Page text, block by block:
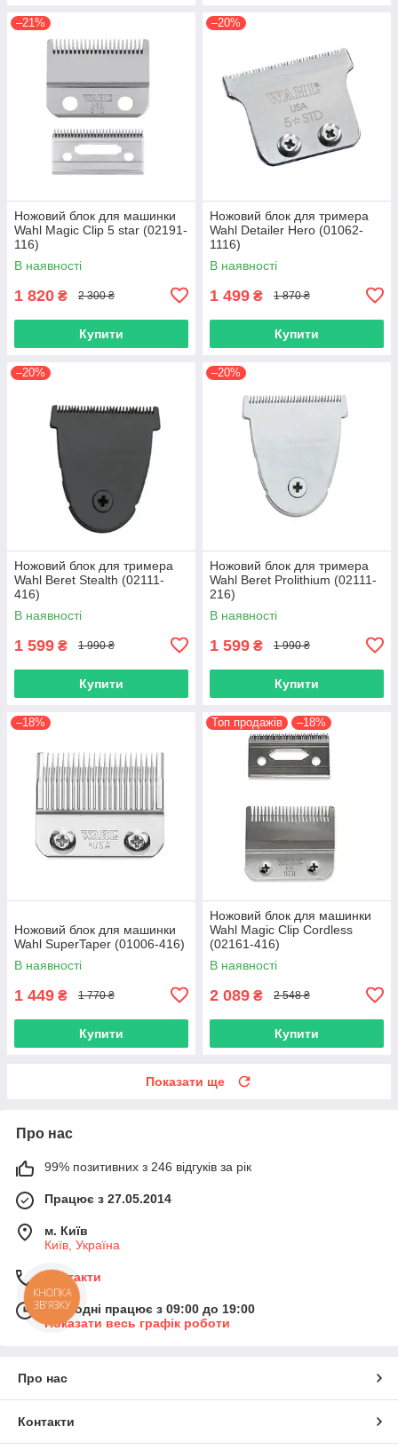
–21%
Ножовий блок для машинки
Wahl Magic Clip 5 star (02191-
116)
В наявності
1 820 ₴ 2 300 ₴
Купити
–20%
Ножовий блок для тримера
Wahl Detailer Hero (01062-
1116)
В наявності
1 499 ₴ 1 870 ₴
Купити
–20%
Ножовий блок для тримера
Wahl Вeret Stealth (02111-
416)
В наявності
1 599 ₴ 1 990 ₴
Купити
–20%
Ножовий блок для тримера
Wahl Beret Prolithium (02111-
216)
В наявності
1 599 ₴ 1 990 ₴
Купити
–18%
Ножовий блок для машинки
Wahl SuperTaper (01006-416)
В наявності
1 449 ₴ 1 770 ₴
Купити
Топ продажів –18%
Ножовий блок для машинки
Wahl Magic Clip Cordless
(02161-416)
В наявності
2 089 ₴ 2 548 ₴
Купити
Показати ще
Про нас
99% позитивних з 246 відгуків за рік
Працює з 27.05.2014
м. Київ
Київ, Україна
Контакти
Сьогодні працює з 09:00 до 19:00
Показати весь графік роботи
Про нас
Контакти
КНОПКА
ЗВ'ЯЗКУ